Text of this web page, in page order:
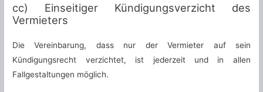
cc) Einseitiger Kündigungsverzicht des
Vermieters
Die Vereinbarung, dass nur der Vermieter auf sein
Kündigungsrecht verzichtet, ist jederzeit und in allen
Fallgestaltungen möglich.